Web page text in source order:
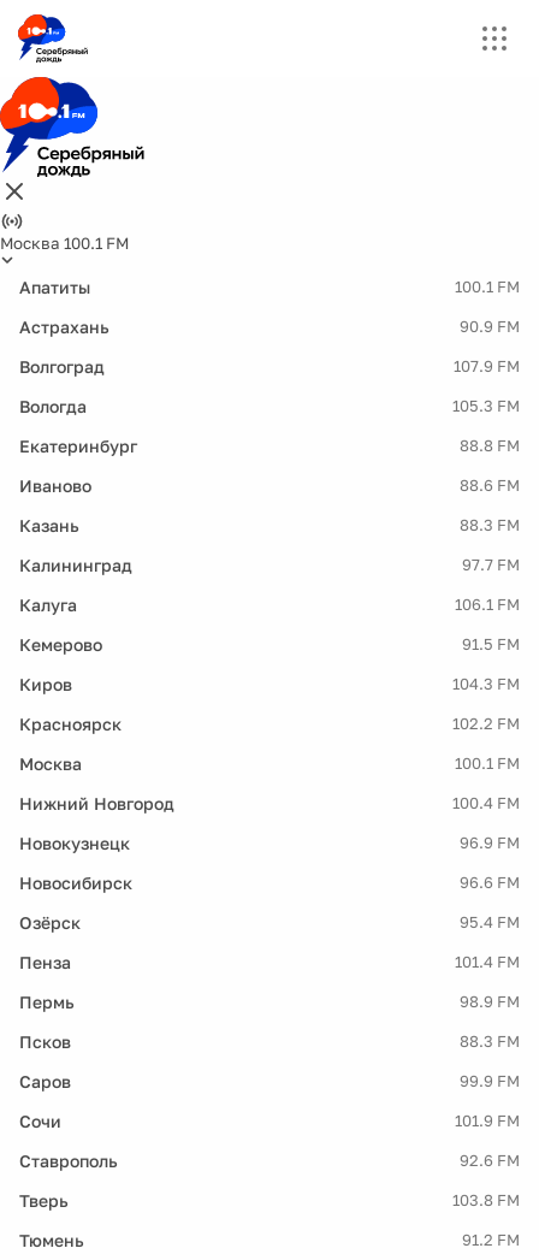
Москва 100.1 FM
Апатиты 100.1 FM
Астрахань 90.9 FM
Волгоград 107.9 FM
Вологда 105.3 FM
Екатеринбург 88.8 FM
Иваново 88.6 FM
Казань 88.3 FM
Калининград 97.7 FM
Калуга 106.1 FM
Кемерово 91.5 FM
Киров 104.3 FM
Красноярск 102.2 FM
Москва 100.1 FM
Нижний Новгород 100.4 FM
Новокузнецк 96.9 FM
Новосибирск 96.6 FM
Озёрск 95.4 FM
Пенза 101.4 FM
Пермь 98.9 FM
Псков 88.3 FM
Саров 99.9 FM
Сочи 101.9 FM
Ставрополь 92.6 FM
Тверь 103.8 FM
Тюмень 91.2 FM